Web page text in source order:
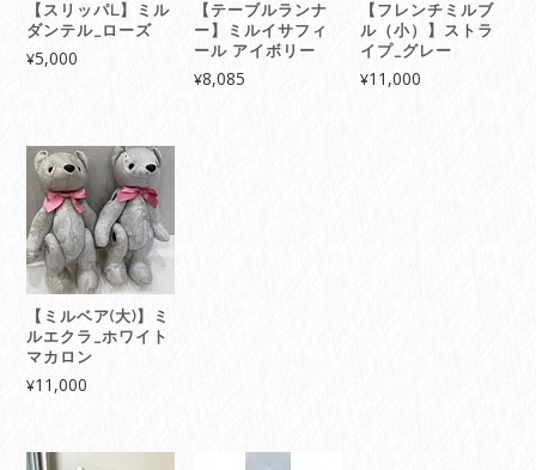
【スリッパL】ミル
ダンテル_ローズ
¥5,000
【テーブルランナ
ー】ミルイサフィ
ール アイボリー
¥8,085
【フレンチミルブ
ル（小）】ストラ
イプ_グレー
¥11,000
【ミルベア(大)】ミ
ルエクラ_ホワイト
マカロン
¥11,000